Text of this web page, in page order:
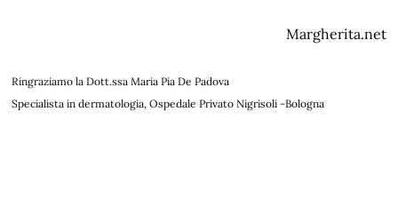
Margherita.net
Ringraziamo la Dott.ssa Maria Pia De Padova
Specialista in dermatologia, Ospedale Privato Nigrisoli -Bologna